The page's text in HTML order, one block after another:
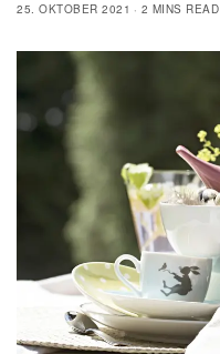
25. OKTOBER 2021
2 MINS READ